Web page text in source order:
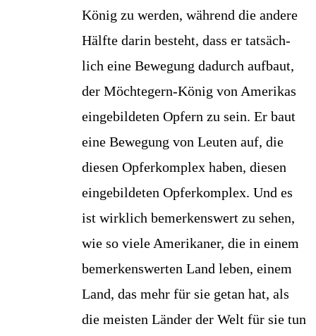
König zu wer­den, wäh­rend die ande­re
Hälf­te dar­in besteht, dass er tat­säch­
lich eine Bewe­gung dadurch auf­baut,
der Möch­te­gern-König von Ame­ri­kas
ein­ge­bil­de­ten Opfern zu sein. Er baut
eine Bewe­gung von Leu­ten auf, die
die­sen Opfer­kom­plex haben, die­sen
ein­ge­bil­de­ten Opfer­kom­plex. Und es
ist wirk­lich bemer­kens­wert zu sehen,
wie so vie­le Ame­ri­ka­ner, die in einem
bemer­kens­wer­ten Land leben, einem
Land, das mehr für sie getan hat, als
die meis­ten Län­der der Welt für sie tun